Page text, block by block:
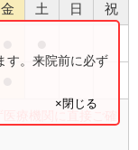
金 土 日 祝
療機関に直接ご確
す。来院前に必ず
×閉じる